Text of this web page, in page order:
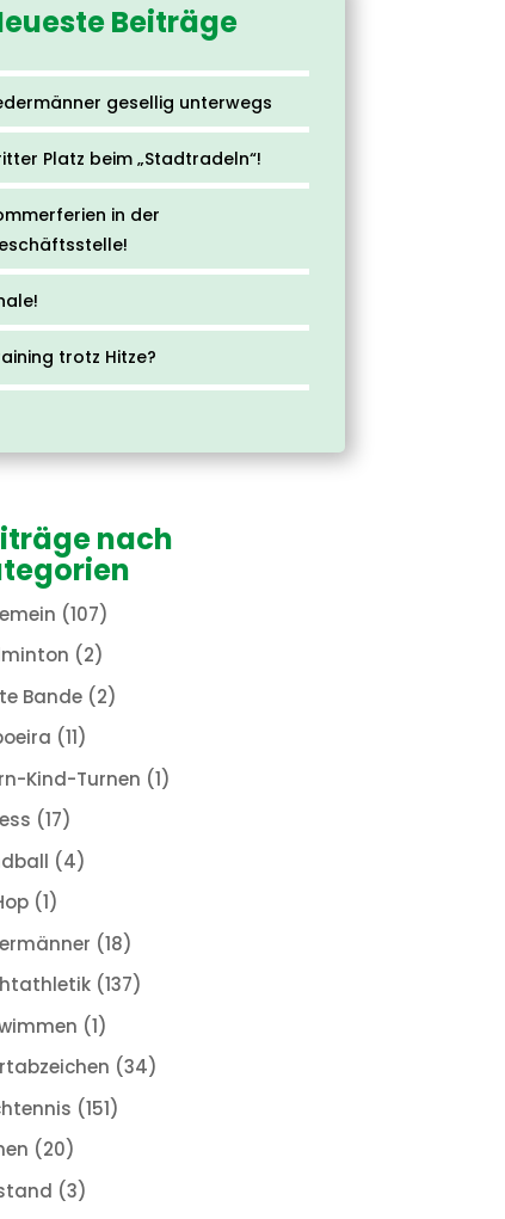
Beiträge
gesellig unterwegs
Platz beim „Stadtradeln“!
in der
trotz Hitze?
nach
(107)
(2)
Bande(2)
(11)
Kind-Turnen (1)
(17)
(4)
(1)
(18)
(137)
(1)
(34)
(151)
(20)
(3)